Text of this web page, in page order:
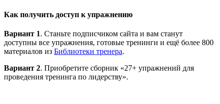
Как получить доступ к упражнению
Вариант 1. Станьте подписчиком сайта и вам станут
доступны все упражнения, готовые тренинги и ещё более 800
материалов из Библиотеки тренера.
Вариант 2. Приобретите сборник «27+ упражнений для
проведения тренинга по лидерству».